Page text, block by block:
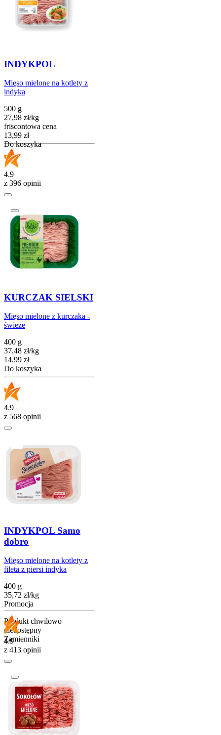
INDYKPOL
Mięso mielone na kotlety z
indyka
500 g
27,98 zł/kg
friscontowa cena
Cena
13,99 zł
Do koszyka
4.9
z 396 opinii
KURCZAK SIELSKI
Mięso mielone z kurczaka -
świeże
400 g
37,48 zł/kg
Cena
14,99 zł
Do koszyka
4.9
z 568 opinii
INDYKPOL Samo
dobro
Mięso mielone na kotlety z
fileta z piersi indyka
400 g
35,72 zł/kg
Promocja
Produkt chwilowo
niedostępny
Zamienniki
4.9
z 413 opinii